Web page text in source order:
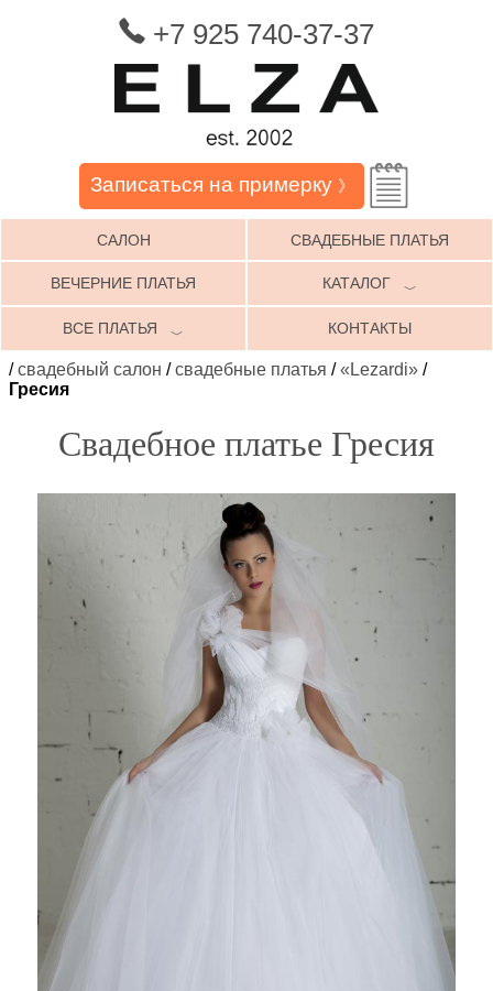
+7 925 740-37-37
Записаться на примерку 》
САЛОН СВАДЕБНЫЕ ПЛАТЬЯ
ВЕЧЕРНИЕ ПЛАТЬЯ КАТАЛОГ ﹀
ВСЕ ПЛАТЬЯ ﹀ КОНТАКТЫ
/свадебный салон /свадебные платья /«Lezardi» /
Гресия
Свадебное платье Гресия